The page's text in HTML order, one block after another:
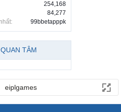
254,168
84,277
99bbetapppk
TÂM
eiplgames